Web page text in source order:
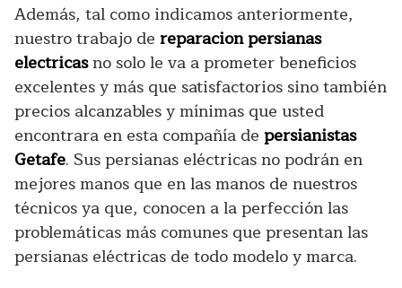
Además, tal como indicamos anteriormente,
nuestro trabajo de reparacion persianas
electricasno solo le va a prometer beneficios
excelentes y más que satisfactorios sino también
precios alcanzables y mínimas que usted
encontrara en esta compañía de persianistas
Getafe. Sus persianas eléctricas no podrán en
mejores manos que en las manos de nuestros
técnicos ya que, conocen a la perfección las
problemáticas más comunes que presentan las
persianas eléctricas de todo modelo y marca.